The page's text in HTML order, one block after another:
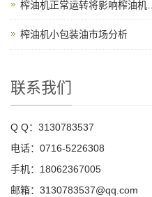
榨油机正常运转将影响榨油机…
榨油机小包装油市场分析
联系我们
Q Q：3130783537
电话：0716-5226308
手机：18062367005
邮箱：3130783537@qq.com